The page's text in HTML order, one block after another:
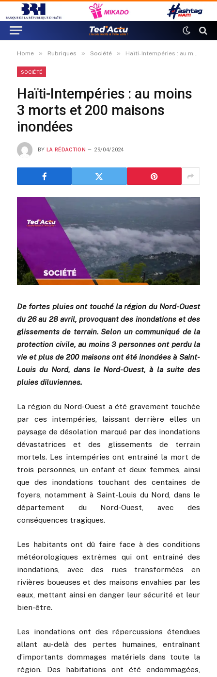
Home » Rubriques » Société » Haïti-Intempéries : au moins 3 morts et 200 maisons inondées
SOCIÉTÉ
Haïti-Intempéries : au moins
3 morts et 200 maisons
inondées
BY LA RÉDACTION 29/04/2024
De fortes pluies ont touché la région du Nord-Ouest
du 26 au 28 avril, provoquant des inondations et des
glissements de terrain. Selon un communiqué de la
protection civile, au moins 3 personnes ont perdu la
vie et plus de 200 maisons ont été inondées à Saint-
Louis du Nord, dans le Nord-Ouest, à la suite des
pluies diluviennes.
La région du Nord-Ouest a été gravement touchée
par ces intempéries, laissant derrière elles un
paysage de désolation marqué par des inondations
dévastatrices et des glissements de terrain
mortels. Les intempéries ont entraîné la mort de
trois personnes, un enfant et deux femmes, ainsi
que des inondations touchant des centaines de
foyers, notamment à Saint-Louis du Nord, dans le
département du Nord-Ouest, avec des
conséquences tragiques.
Les habitants ont dû faire face à des conditions
météorologiques extrêmes qui ont entraîné des
inondations, avec des rues transformées en
rivières boueuses et des maisons envahies par les
eaux, mettant ainsi en danger leur sécurité et leur
bien-être.
Les inondations ont des répercussions étendues
allant au-delà des pertes humaines, entraînant
d’importants dommages matériels dans toute la
région. Des habitations ont été endommagées,